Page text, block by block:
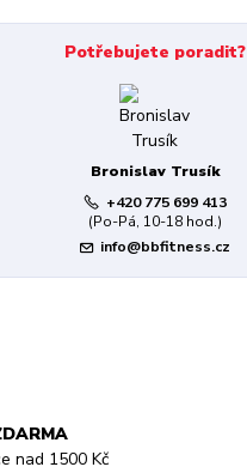
Potřebujete poradit?
Bronislav Trusík
+420 775 699 413
(Po-Pá, 10-18 hod.)
info@bbfitness.cz
nad 1500 Kč